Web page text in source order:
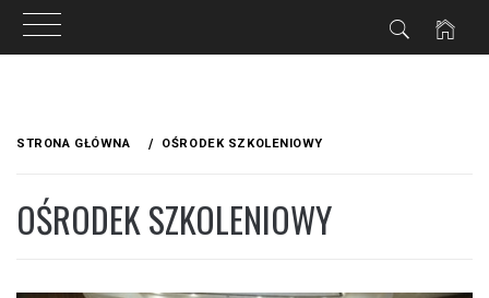
STRONA GŁÓWNA OŚRODEK SZKOLENIOWY
OŚRODEK SZKOLENIOWY